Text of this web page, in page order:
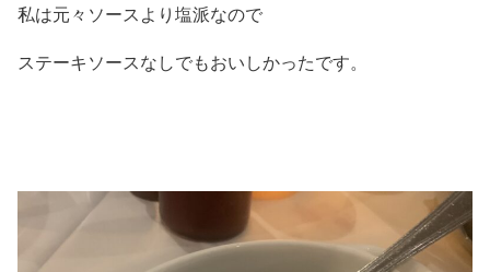
私は元々ソースより塩派なので
ステーキソースなしでもおいしかったです。